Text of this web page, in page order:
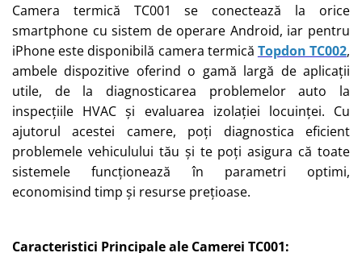
Camera termică TC001 se conectează la orice
smartphone cu sistem de operare Android, iar pentru
iPhone este disponibilă camera termică Topdon TC002,
ambele dispozitive oferind o gamă largă de aplicații
utile, de la diagnosticarea problemelor auto la
inspecțiile HVAC și evaluarea izolației locuinței. Cu
ajutorul acestei camere, poți diagnostica eficient
problemele vehiculului tău și te poți asigura că toate
sistemele funcționează în parametri optimi,
economisind timp și resurse prețioase.
Caracteristici Principale ale Camerei TC001: